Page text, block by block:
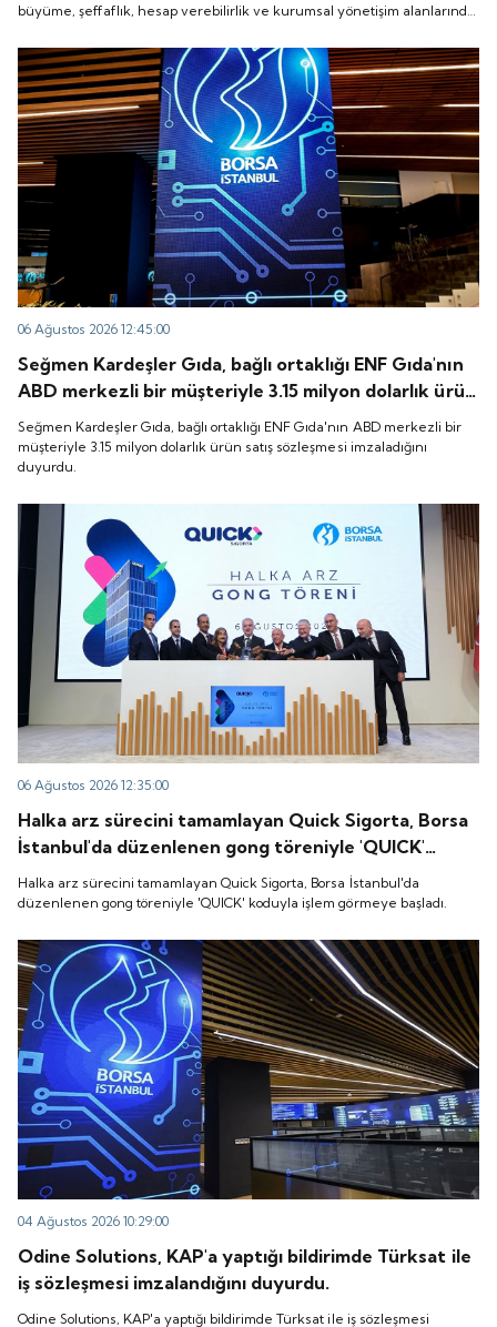
alanlarında yeni bir döneme girdiğini belirtti.
büyüme, şeffaflık, hesap verebilirlik ve kurumsal yönetişim alanlarında
06 Ağustos 2026 12:45:00
Seğmen Kardeşler Gıda, bağlı ortaklığı ENF Gıda'nın
ABD merkezli bir müşteriyle 3.15 milyon dolarlık ürün
satış sözleşmesi imzaladığını duyurdu.
Seğmen Kardeşler Gıda, bağlı ortaklığı ENF Gıda'nın ABD merkezli bir
müşteriyle 3.15 milyon dolarlık ürün satış sözleşmesi imzaladığını
duyurdu.
06 Ağustos 2026 12:35:00
Halka arz sürecini tamamlayan Quick Sigorta, Borsa
İstanbul'da düzenlenen gong töreniyle 'QUICK'
koduyla işlem görmeye başladı.
Halka arz sürecini tamamlayan Quick Sigorta, Borsa İstanbul'da
düzenlenen gong töreniyle 'QUICK' koduyla işlem görmeye başladı.
04 Ağustos 2026 10:29:00
Odine Solutions, KAP'a yaptığı bildirimde Türksat ile
iş sözleşmesi imzalandığını duyurdu.
Odine Solutions, KAP'a yaptığı bildirimde Türksat ile iş sözleşmesi